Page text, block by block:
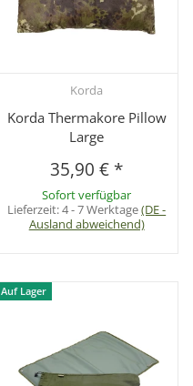
Korda
Korda Thermakore Pillow
Large
35,90 € *
Sofort verfügbar
Lieferzeit:4 - 7 Werktage(DE -
Ausland abweichend)
Auf Lager